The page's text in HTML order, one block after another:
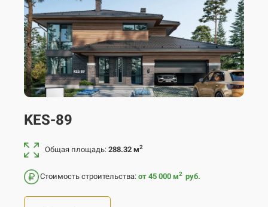
KES-89
Общая площадь: 288.32 м2
Стоимость строительства: от 45 000 м2 руб.